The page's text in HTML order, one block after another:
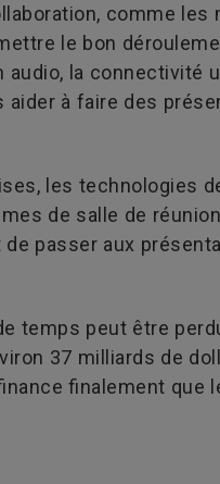
comme
le bon
audio, la connectivité
aider à faire des
les technologies
de salle de
passer aux
temps peut être
37 milliards de
finalement